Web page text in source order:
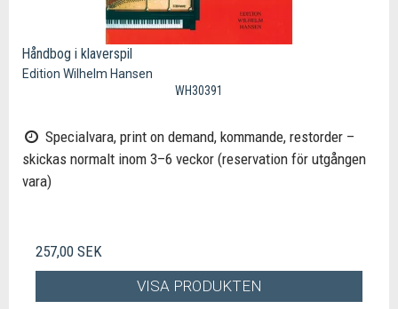
Håndbog i klaverspil
Edition Wilhelm Hansen
WH30391
Specialvara, print on demand, kommande, restorder –
skickas normalt inom 3–6 veckor (reservation för utgången
vara)
257,00 SEK
VISA PRODUKTEN